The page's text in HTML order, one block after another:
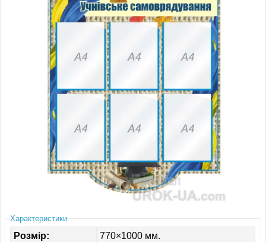
СТЕНДИ ДЛЯ ШКОЛИ
ІНШЕ
Характеристики
Розмір:
770×1000 мм.